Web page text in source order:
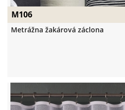
M106
Metrážna žakárová záclona